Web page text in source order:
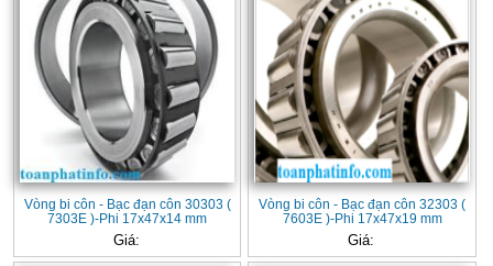
Vòng bi côn - Bạc đạn côn 30303 (
7303E )-Phi 17x47x14 mm
Giá:
Vòng bi côn - Bạc đạn côn 32303 (
7603E )-Phi 17x47x19 mm
Giá: